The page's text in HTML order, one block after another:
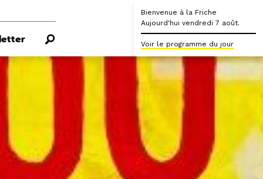
Bienvenue à la Friche
Aujourd'hui vendredi 7 août.
Voir le programme du jour